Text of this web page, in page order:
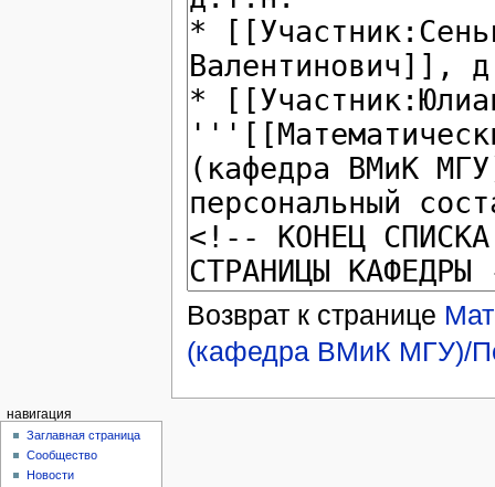
Возврат к странице
(кафедра ВМиК МГУ)/
навигация
Заглавная страница
Сообщество
Новости